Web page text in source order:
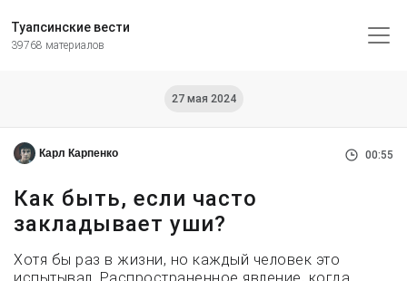
Туапсинские вести
39768 материалов
27 мая 2024
Карл Карпенко 00:55
Как быть, если часто
закладывает уши?
Хотя бы раз в жизни, но каждый человек это